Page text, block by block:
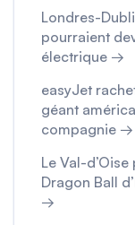
Londres-
pourraient
électrique →
easyJet
géant
compagnie →
Le Val-
Dragon Ball
→